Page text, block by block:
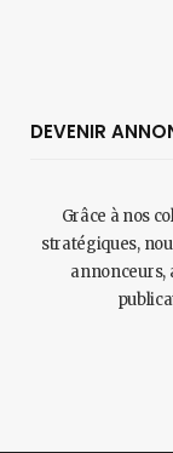
DEVENIR
Grâce à nos
stratégiques,
annonceurs,